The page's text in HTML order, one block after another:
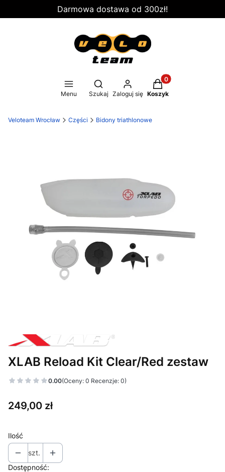
Darmowa dostawa od 300zł!
Menu
Otwórz wyszukiwarkę
Szukaj Zaloguj się
Produkty w
Koszyk
Veloteam Wrocław Części Bidony triathlonowe
XLAB Reload Kit Clear/Red zestaw
0.00(Oceny: 0 Recenzje: 0)
Cena
249,00 zł
Ilość
szt.
Dostępność: